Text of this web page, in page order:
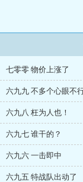
七零零 物价上涨了
六九九 不多个心眼不
六九八 枉为人也！
六九七 谁干的？
六九六 一击即中
六九五 特战队出动了